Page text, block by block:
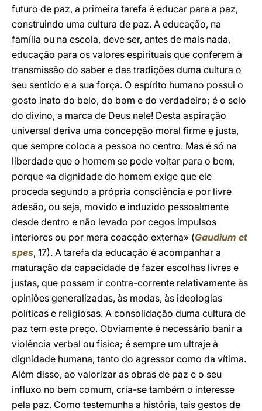
futuro de paz, a primeira tarefa é educar para a paz,
construindo uma cultura de paz. A educação, na
família ou na escola, deve ser, antes de mais nada,
educação para os valores espirituais que conferem à
transmissão do saber e das tradições duma cultura o
seu sentido e a sua força. O espírito humano possui o
gosto inato do belo, do bom e do verdadeiro; é o selo
do divino, a marca de Deus nele! Desta aspiração
universal deriva uma concepção moral firme e justa,
que sempre coloca a pessoa no centro. Mas é só na
liberdade que o homem se pode voltar para o bem,
porque «a dignidade do homem exige que ele
proceda segundo a própria consciência e por livre
adesão, ou seja, movido e induzido pessoalmente
desde dentro e não levado por cegos impulsos
interiores ou por mera coacção externa» (Gaudium et
spes, 17). A tarefa da educação é acompanhar a
maturação da capacidade de fazer escolhas livres e
justas, que possam ir contra-corrente relativamente às
opiniões generalizadas, às modas, às ideologias
políticas e religiosas. A consolidação duma cultura de
paz tem este preço. Obviamente é necessário banir a
violência verbal ou física; é sempre um ultraje à
dignidade humana, tanto do agressor como da vítima.
Além disso, ao valorizar as obras de paz e o seu
influxo no bem comum, cria-se também o interesse
pela paz. Como testemunha a história, tais gestos de